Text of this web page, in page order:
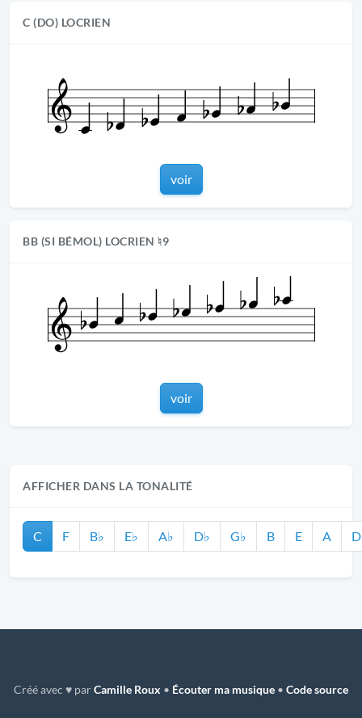
C (DO) LOCRIEN
voir
BB (SI BÉMOL) LOCRIEN ♮9
voir
AFFICHER DANS LA TONALITÉ
C F B♭ E♭ A♭ D♭ G♭ B E A D
Créé avec ♥ parCamille Roux • Écouter ma musique • Code source